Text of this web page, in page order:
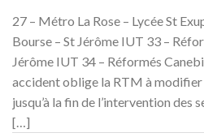
27 – Métro La Rose – Lycée St
Bourse – St Jérôme IUT 33 –
Jérôme IUT 34 – Réformés
accident oblige la RTM à modifier
jusqu’à la fin de l’intervention des
[…]